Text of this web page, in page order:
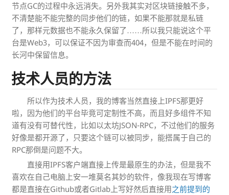
节点GC的过程中永远消失。另外我其实对区块链接触不多，
不清楚能不能完整的同步他们的链，如果不能那就是私链
了，那样元数据也不能永久保留了……所以我只能说这个平
台是Web3，可以保证不因为审查而404，但是不能在时间的
长河中保留信息。
技术人员的方法
所以作为技术人员，我的博客当然直接上IPFS那更好
啦，因为他们的平台毕竟可定制性不高，而且好多组件不知
道有没有可替代性，比如以太坊JSON-RPC，不过他们的服务
好像是都开源了，只要这个链可以被同步，能搭属于自己的
RPC那倒是问题不大。
直接用IPFS客户端直接上传是最原生的办法，但是我不
喜欢在自己电脑上安一堆莫名其妙的软件，像我现在写博客
都是直接在Github或者Gitlab上写好然后直接用之前提到的